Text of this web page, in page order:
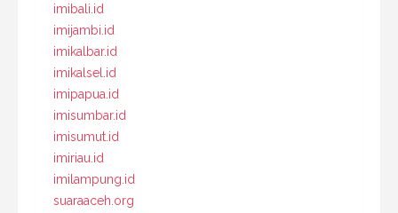
imibali.id
imijambi.id
imikalbar.id
imikalsel.id
imipapua.id
imisumbar.id
imisumut.id
imiriau.id
imilampung.id
suaraaceh.org